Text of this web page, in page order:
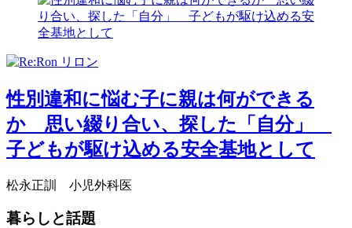
性別違和に悩む子に親は何ができる
か 思い綴り合い、探した「自分」
子どもが駆け込める安全基地として
松永正訓 小児外科医
暮らしと話題